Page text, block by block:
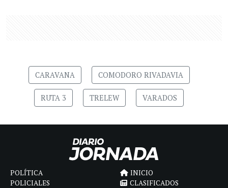
CARAVANA COMODORO RIVADAVIA
RUTA 3 TRELEW VARADOS
POLÍTICA
POLICIALES
INICIO
CLASIFICADOS